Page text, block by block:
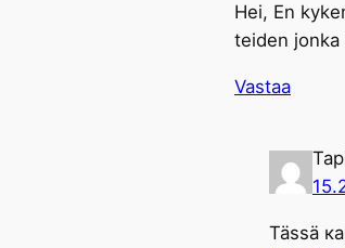
Hei, En
teiden jonka
Vastaa
Tässä